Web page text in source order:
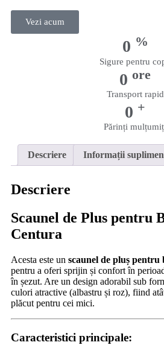
Vezi acum
0 %
Sigure pentru
0 ore
Transport rapid
0 +
Părinți
Descriere Informații
Descriere
Scaunel de Plus pentru
Centura
Acesta este un scaunel de pluș pentru
pentru a oferi sprijin și confort în
în șezut. Are un design adorabil sub
culori atractive (albastru și roz), fiind
plăcut pentru cei mici.
Caracteristici principale: